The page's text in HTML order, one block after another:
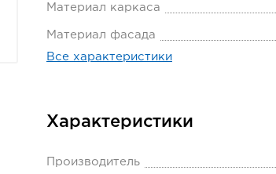
Материал каркаса
Материал фасада
Все характеристики
Характеристики
Производитель